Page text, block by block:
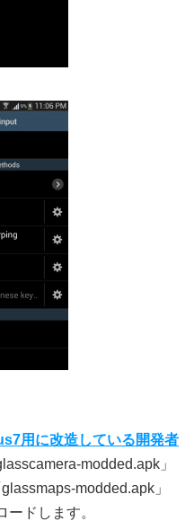
用に改造している開発者
modded.apk」
modded.apk」
ドします。